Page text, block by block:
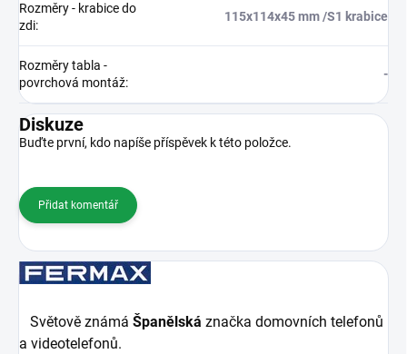
Rozměry - krabice do
zdi:
115x114x45 mm /S1 krabice
Rozměry tabla -
povrchová montáž:
-
Diskuze
Buďte první, kdo napíše příspěvek k této položce.
Přidat komentář
Světově známá Španělská značka domovních telefonů
a videotelefonů.